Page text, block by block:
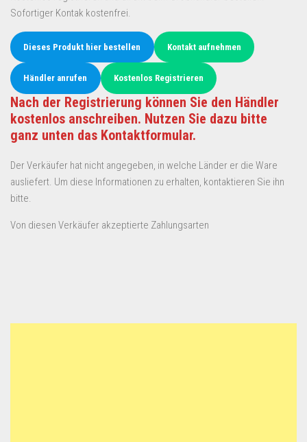
Sofortiger Kontak kostenfrei.
Dieses Produkt hier bestellen Kontakt aufnehmen
Händler anrufen Kostenlos Registrieren
Nach der Registrierung können Sie den Händler
kostenlos anschreiben. Nutzen Sie dazu bitte
ganz unten das Kontaktformular.
Der Verkäufer hat nicht angegeben, in welche Länder er die Ware
ausliefert. Um diese Informationen zu erhalten, kontaktieren Sie ihn
bitte.
Von diesen Verkäufer akzeptierte Zahlungsarten